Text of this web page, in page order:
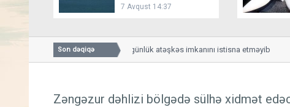
bağlayır
7 Avqust 14:37
Son dəqiqə
Bessent İranla 60 günlük atəşkəs imkanını istisna etməyib
Zəngəzur dəhlizi bölgədə sülhə xidmət